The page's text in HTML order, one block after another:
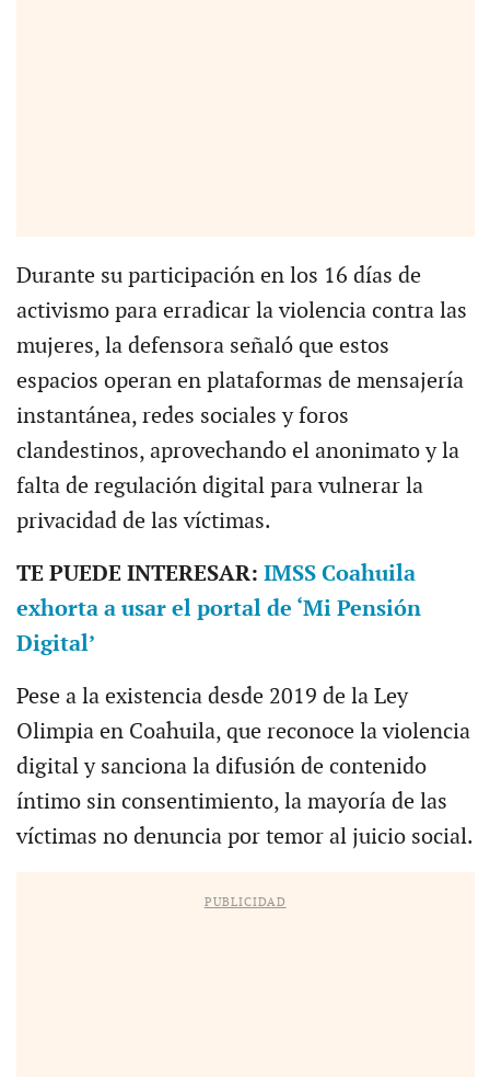
Durante su participación en los 16 días de
activismo para erradicar la violencia contra las
mujeres, la defensora señaló que estos
espacios operan en plataformas de mensajería
instantánea, redes sociales y foros
clandestinos, aprovechando el anonimato y la
falta de regulación digital para vulnerar la
privacidad de las víctimas.
TE PUEDE INTERESAR: IMSS Coahuila
exhorta a usar el portal de ‘Mi Pensión
Digital’
Pese a la existencia desde 2019 de la Ley
Olimpia en Coahuila, que reconoce la violencia
digital y sanciona la difusión de contenido
íntimo sin consentimiento, la mayoría de las
víctimas no denuncia por temor al juicio social.
PUBLICIDAD